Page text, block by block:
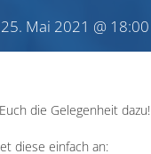
25. Mai 2021 @ 18:00
die Gelegenheit dazu!
diese einfach an: